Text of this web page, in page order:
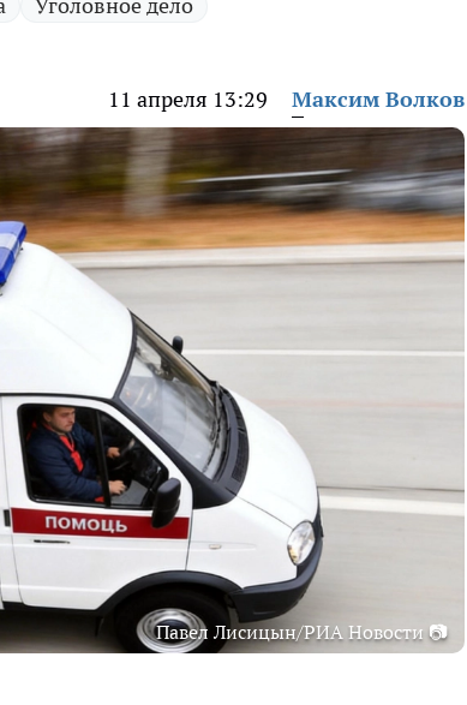
11 апреля 13:29 Максим Волков
Павел Лисицын/РИА Новости 📷